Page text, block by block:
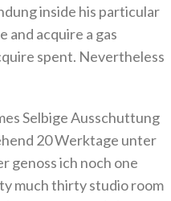
inside his particular
and acquire a gas
spent. Nevertheless
Selbige Ausschuttung
20 Werktage unter
genoss ich noch one
much thirty studio room